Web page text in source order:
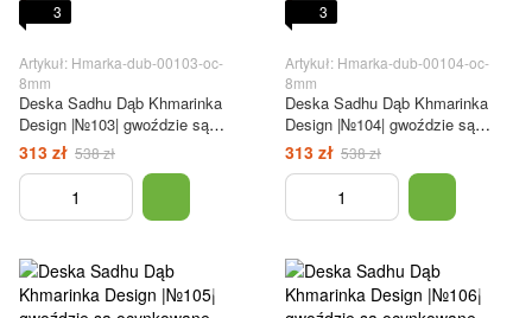
3
Artykuł: Hmarka-dub-00103-oc-
8mm
Deska Sadhu Dąb Khmarinka
Design |№103| gwoździe są
ocynkowane, odległość między
gwoździami wynosi 8 mm
313 zł 538 zł
3
Artykuł: Hmarka-dub-00104-oc-
8mm
Deska Sadhu Dąb Khmarinka
Design |№104| gwoździe są
ocynkowane, odległość między
gwoździami wynosi 8 mm
313 zł 538 zł